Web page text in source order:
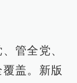
管全党、
盖。新版